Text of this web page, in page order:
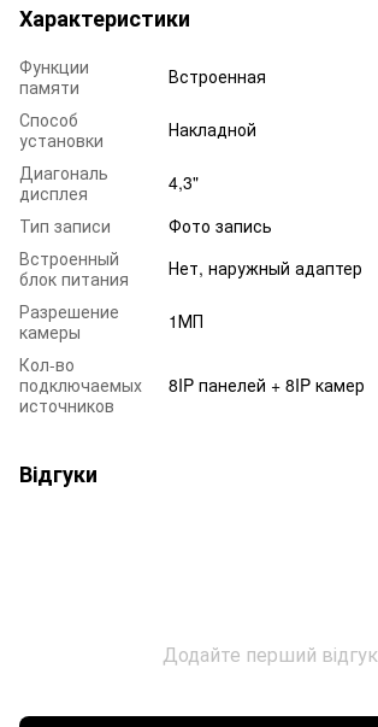
Характеристики
Функции
памяти
Встроенная
Способ
установки
Накладной
Диагональ
дисплея
4,3"
Тип записи
Фото запись
Встроенный
блок питания
Нет, наружный адаптер
Разрешение
камеры
1МП
Кол-во
подключаемых
источников
8IP панелей + 8IP камер
Відгуки
Додайте перший відгук